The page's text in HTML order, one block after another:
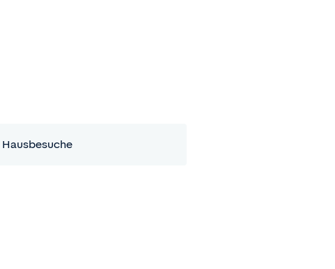
Hausbesuche